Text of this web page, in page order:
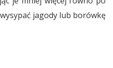
jagody lub borówkę